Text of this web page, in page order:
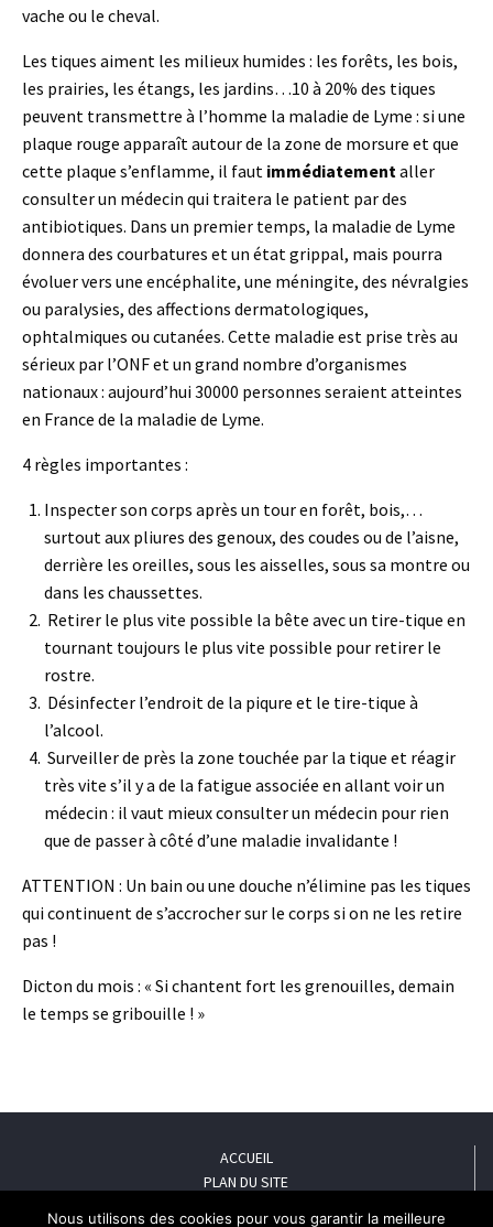
vache ou le cheval.
Les tiques aiment les milieux humides : les forêts, les bois,
les prairies, les étangs, les jardins…10 à 20% des tiques
peuvent transmettre à l’homme la maladie de Lyme : si une
plaque rouge apparaît autour de la zone de morsure et que
cette plaque s’enflamme, il faut immédiatementaller
consulter un médecin qui traitera le patient par des
antibiotiques. Dans un premier temps, la maladie de Lyme
donnera des courbatures et un état grippal, mais pourra
évoluer vers une encéphalite, une méningite, des névralgies
ou paralysies, des affections dermatologiques,
ophtalmiques ou cutanées. Cette maladie est prise très au
sérieux par l’ONF et un grand nombre d’organismes
nationaux : aujourd’hui 30000 personnes seraient atteintes
en France de la maladie de Lyme.
4 règles importantes :
Inspecter son corps après un tour en forêt, bois,…
surtout aux pliures des genoux, des coudes ou de l’aisne,
derrière les oreilles, sous les aisselles, sous sa montre ou
dans les chaussettes.
Retirer le plus vite possible la bête avec un tire-tique en
tournant toujours le plus vite possible pour retirer le
rostre.
Désinfecter l’endroit de la piqure et le tire-tique à
l’alcool.
Surveiller de près la zone touchée par la tique et réagir
très vite s’il y a de la fatigue associée en allant voir un
médecin : il vaut mieux consulter un médecin pour rien
que de passer à côté d’une maladie invalidante !
ATTENTION : Un bain ou une douche n’élimine pas les tiques
qui continuent de s’accrocher sur le corps si on ne les retire
pas !
Dicton du mois : « Si chantent fort les grenouilles, demain
le temps se gribouille ! »
ACCUEIL
PLAN DU SITE
Nous utilisons des cookies pour vous garantir la meilleure